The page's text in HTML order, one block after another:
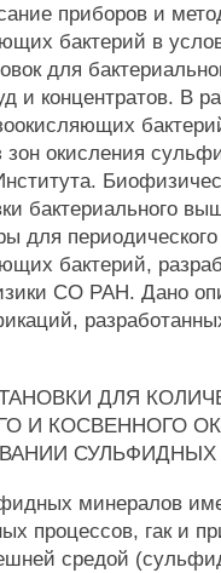
приборов и
бактерий в
для
и концентратов. В
окисления
бактериального
для
бактерий,
СО РАН. Дано
ДЛЯ
И КОСВЕННОГО
минералов
процессов, гак и
средой